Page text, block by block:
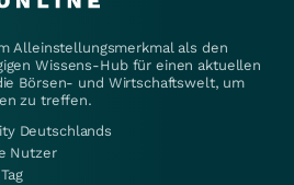
Alleinstellungsmerkmal als den
Wissens-Hub für einen aktuellen
Börsen- und Wirtschaftswelt, um
zu treffen.
Deutschlands
Nutzer